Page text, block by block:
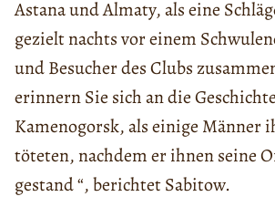
Astana und Almaty, als eine
gezielt nachts vor einem
und Besucher des Clubs
erinnern Sie sich an die
Kamenogorsk, als einige Männer
töteten, nachdem er ihnen seine
gestand “, berichtet Sabitow.